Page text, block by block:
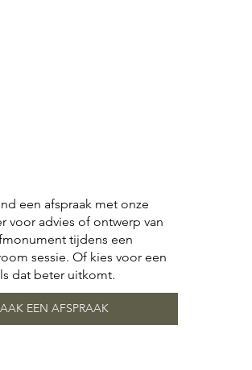
een afspraak met onze
voor advies of ontwerp van
tijdens een
sessie. Of kies voor een
dat beter uitkomt.
EEN AFSPRAAK